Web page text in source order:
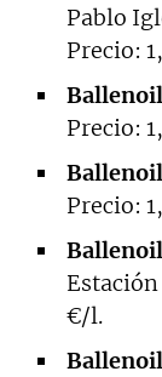
Pablo
Precio:
Ballenoil
Precio:
Ballenoil
Precio:
Ballenoil
€/l.
Ballenoil